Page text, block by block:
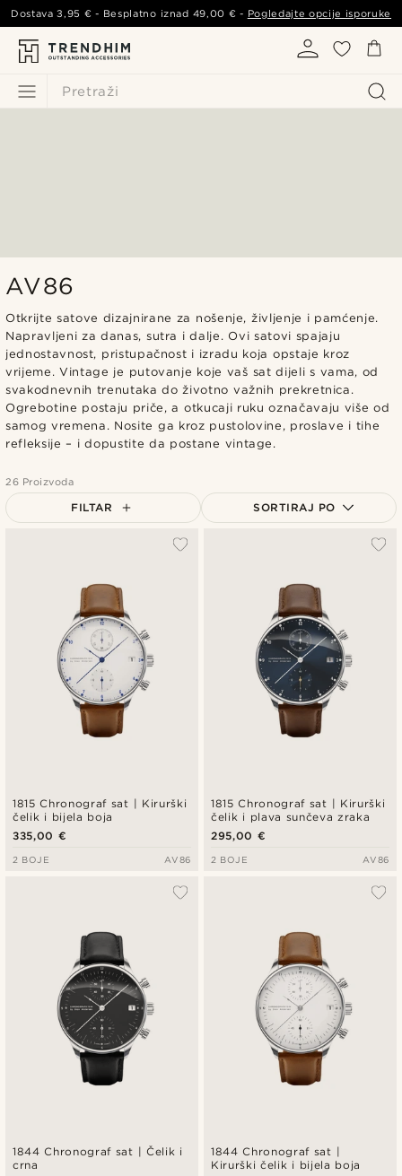
Pretraži
Dostava3,95 € - Besplatno iznad 49,00 € - Pogledajte opcije isporuke
AV86
Otkrijte satove dizajnirane za nošenje, življenje i pamćenje.
Napravljeni za danas, sutra i dalje. Ovi satovi spajaju
jednostavnost, pristupačnost i izradu koja opstaje kroz
vrijeme. Vintage je putovanje koje vaš sat dijeli s vama, od
svakodnevnih trenutaka do životno važnih prekretnica.
Ogrebotine postaju priče, a otkucaji ruku označavaju više od
samog vremena. Nosite ga kroz pustolovine, proslave i tihe
refleksije – i dopustite da postane vintage.
26 Proizvoda
FILTAR SORTIRAJ PO
Najniža cijena
Najviša cijena
1815 Chronograf sat | Kirurški
čelik i bijela boja
335,00 €
2 BOJE AV86
1815 Chronograf sat | Kirurški
čelik i plava sunčeva zraka
295,00 €
2 BOJE AV86
1844 Chronograf sat | Čelik i
crna
1844 Chronograf sat |
Kirurški čelik i bijela boja